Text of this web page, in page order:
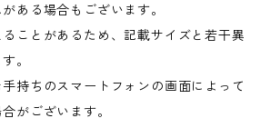
ある場合もございます。
ることがあるため、記載サイズと若干異
。
持ちのスマートフォンの画面によって
がございます。